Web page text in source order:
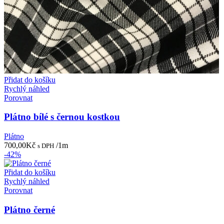
Přidat do košíku
Rychlý náhled
Porovnat
Plátno bílé s černou kostkou
Plátno
700,00Kč s DPH /1m
-42%
Přidat do košíku
Rychlý náhled
Porovnat
Plátno černé